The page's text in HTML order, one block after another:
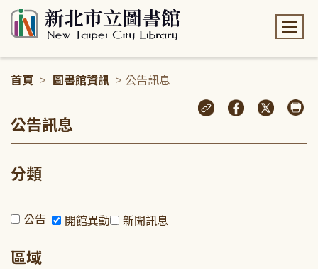
首頁 > 圖書館資訊 > 公告訊息
公告訊息
分類
公告 開館異動 新聞訊息
區域